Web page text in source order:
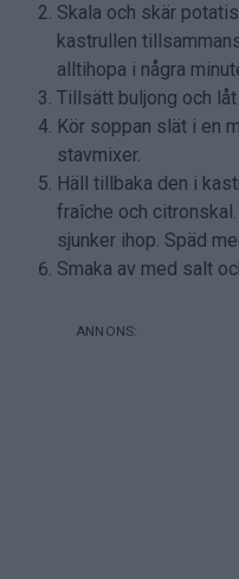
Skala och skär
kastrullen
alltihopa i några
Tillsätt buljong och
Kör soppan slät i en
stavmixer.
Häll tillbaka den i
fraîche och
sjunker ihop. Späd
Smaka av med salt